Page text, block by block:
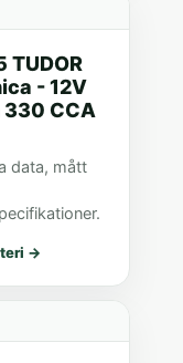
TUDOR
- 12V
330 CCA
data, mått
→